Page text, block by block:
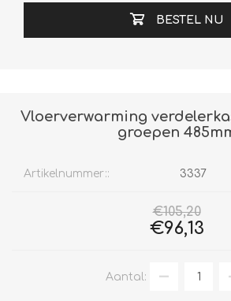
BESTEL NU
Vloerverwarming
groepen
Artikelnummer:: 3337
€105,20
€96,13
Aantal: